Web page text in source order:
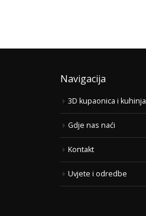
Navigacija
3D kupaonica i kuhinja
Gdje nas naći
Kontakt
Uvjete i odredbe